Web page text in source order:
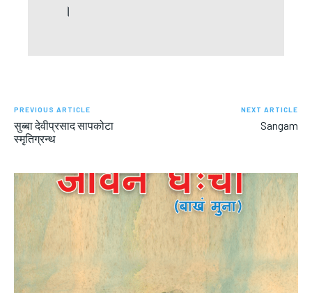
।
PREVIOUS ARTICLE
सुब्बा देवीप्रसाद सापकोटा
स्मृतिग्रन्थ
NEXT ARTICLE
Sangam